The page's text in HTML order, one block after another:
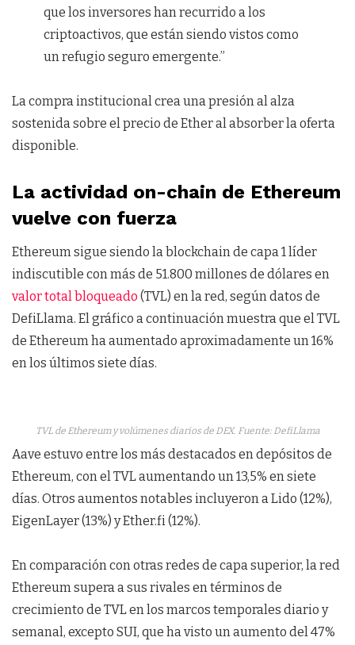
que los inversores han recurrido a los
criptoactivos, que están siendo vistos como
un refugio seguro emergente.”
La compra institucional crea una presión al alza
sostenida sobre el precio de Ether al absorber la oferta
disponible.
La actividad on-chain de Ethereum
vuelve con fuerza
Ethereum sigue siendo la blockchain de capa 1 líder
indiscutible con más de 51.800 millones de dólares en
valor total bloqueado (TVL) en la red, según datos de
DefiLlama. El gráfico a continuación muestra que el TVL
de Ethereum ha aumentado aproximadamente un 16%
en los últimos siete días.
TVL de Ethereum y volúmenes diarios de DEX. Fuente: DefiLlama
Aave estuvo entre los más destacados en depósitos de
Ethereum, con el TVL aumentando un 13,5% en siete
días. Otros aumentos notables incluyeron a Lido (12%),
EigenLayer (13%) y Ether.fi (12%).
En comparación con otras redes de capa superior, la red
Ethereum supera a sus rivales en términos de
crecimiento de TVL en los marcos temporales diario y
semanal, excepto SUI, que ha visto un aumento del 47%